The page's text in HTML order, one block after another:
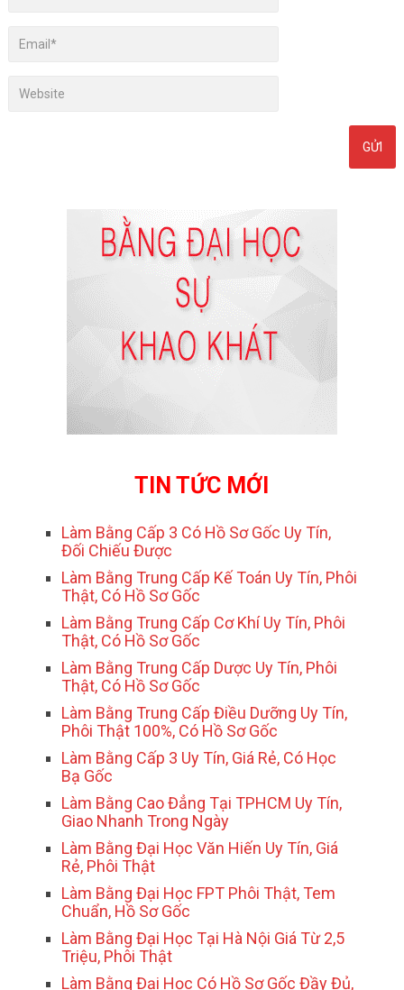
TIN TỨC MỚI
Làm Bằng Cấp 3 Có Hồ Sơ Gốc Uy Tín,
Đối Chiếu Được
Làm Bằng Trung Cấp Kế Toán Uy Tín, Phôi
Thật, Có Hồ Sơ Gốc
Làm Bằng Trung Cấp Cơ Khí Uy Tín, Phôi
Thật, Có Hồ Sơ Gốc
Làm Bằng Trung Cấp Dược Uy Tín, Phôi
Thật, Có Hồ Sơ Gốc
Làm Bằng Trung Cấp Điều Dưỡng Uy Tín,
Phôi Thật 100%, Có Hồ Sơ Gốc
Làm Bằng Cấp 3 Uy Tín, Giá Rẻ, Có Học
Bạ Gốc
Làm Bằng Cao Đẳng Tại TPHCM Uy Tín,
Giao Nhanh Trong Ngày
Làm Bằng Đại Học Văn Hiến Uy Tín, Giá
Rẻ, Phôi Thật
Làm Bằng Đại Học FPT Phôi Thật, Tem
Chuẩn, Hồ Sơ Gốc
Làm Bằng Đại Học Tại Hà Nội Giá Từ 2,5
Triệu, Phôi Thật
Làm Bằng Đại Học Có Hồ Sơ Gốc Đầy Đủ,